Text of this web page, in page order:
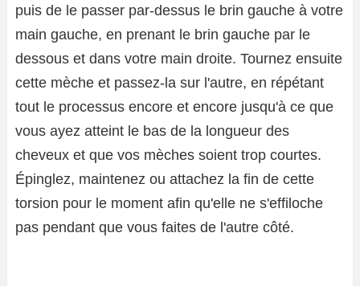
puis de le passer par-dessus le brin gauche à votre
main gauche, en prenant le brin gauche par le
dessous et dans votre main droite. Tournez ensuite
cette mèche et passez-la sur l'autre, en répétant
tout le processus encore et encore jusqu'à ce que
vous ayez atteint le bas de la longueur des
cheveux et que vos mèches soient trop courtes.
Épinglez, maintenez ou attachez la fin de cette
torsion pour le moment afin qu'elle ne s'effiloche
pas pendant que vous faites de l'autre côté.